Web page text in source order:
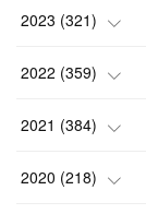
(8)
(6)
(9 )
( 5 )
(24)
(10)
(18)
(17)
2023 (321)
(25)
(17)
(35)
2022 (359)
(42)
(37)
2021 (384)
(9)
2020 (218)